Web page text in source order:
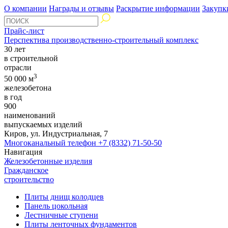
О компании Награды и отзывы Раскрытие информации
Прайс-лист
Перспектива производственно-строительный комплекс
30 лет
в строительной
отрасли
50 000 м3
железобетона
в год
900
наименований
выпускаемых изделий
Киров, ул. Индустриальная, 7
Многоканальный телефон +7 (8332) 71-50-50
Навигация
Железобетонные изделия
Гражданское
строительство
Плиты днищ колодцев
Панель цокольная
Лестничные ступени
Плиты ленточных фундаментов